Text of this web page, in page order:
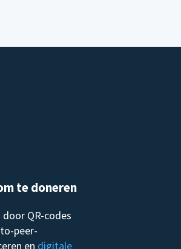
te doneren
QR-codes
peer-
en digitale